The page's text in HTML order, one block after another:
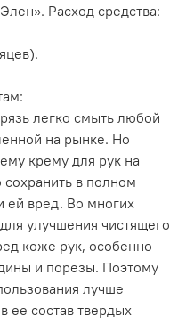
Расход средства:
легко смыть любой
на рынке. Но
крему для рук на
в полном
ей вред. Во многих
улучшения чистящего
коже рук, особенно
и порезы. Поэтому
лучше
ее состав твердых